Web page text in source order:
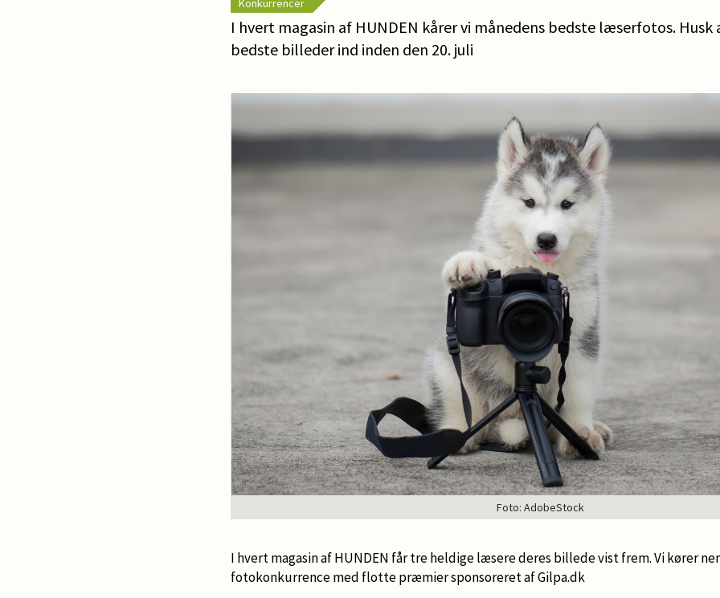
Konkurrencer
I hvert magasin af HUNDEN kårer vi månedens bedste læserfotos. Husk
bedste billeder ind inden den 20. juli
Foto: AdobeStock
I hvert magasin af HUNDEN får tre heldige læsere deres billede vist frem. Vi kører
fotokonkurrence med flotte præmier sponsoreret af Gilpa.dk